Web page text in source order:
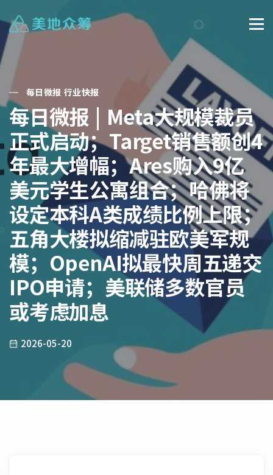
每日微报 行业快报
每日微报 | Meta大规模裁员
正式启动；Target销售额创4
年最大增幅；Ares购入9亿
美元学生公寓组合；哈佛将
设定本科A类成绩比例上限；
五角大楼拟缩减驻欧美军规
模；OpenAI拟最快周五递交
IPO申请；美联储多数官员
或考虑加息
2026-05-20